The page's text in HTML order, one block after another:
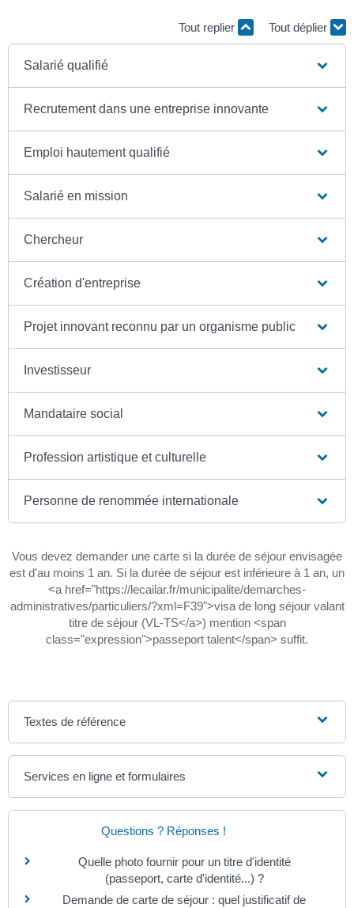
Tout replier Tout déplier
Salarié qualifié
Recrutement dans une entreprise innovante
Emploi hautement qualifié
Salarié en mission
Chercheur
Création d'entreprise
Projet innovant reconnu par un organisme public
Investisseur
Mandataire social
Profession artistique et culturelle
Personne de renommée internationale
Vous devez demander une carte si la durée de séjour envisagée
est d'au moins 1 an. Si la durée de séjour est inférieure à 1 an, un
<a href="https://lecailar.fr/municipalite/demarches-
administratives/particuliers/?xml=F39">visa de long séjour valant
titre de séjour (VL-TS</a>) mention <span
class="expression">passeport talent</span> suffit.
Textes de référence
Services en ligne et formulaires
Questions ? Réponses !
Quelle photo fournir pour un titre d'identité
(passeport, carte d'identité...) ?
Demande de carte de séjour : quel justificatif de